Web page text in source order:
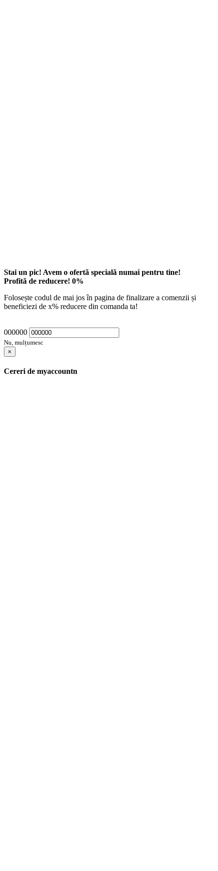
Stai un pic! Avem o ofertă specială numai pentru tine!
Profită de reducere! 0%
Folosește codul de mai jos în pagina de finalizare a comenzii și
beneficiezi de x% reducere din comanda ta!
000000
Nu, mulțumesc
×
Cereri de myaccountn